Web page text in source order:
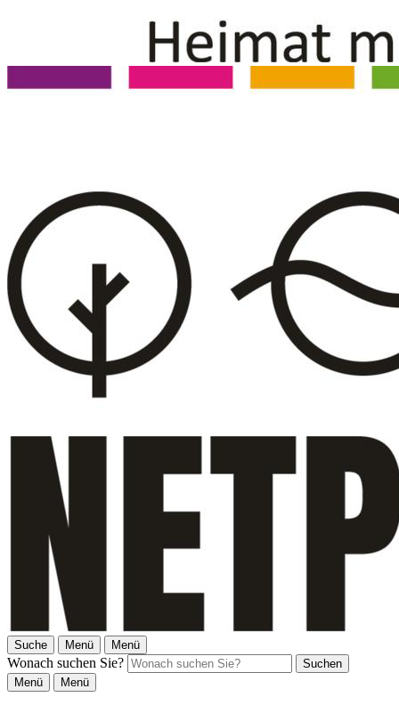
Suche Menü Menü
Wonach suchen Sie?
Suchen
Menü
Menü